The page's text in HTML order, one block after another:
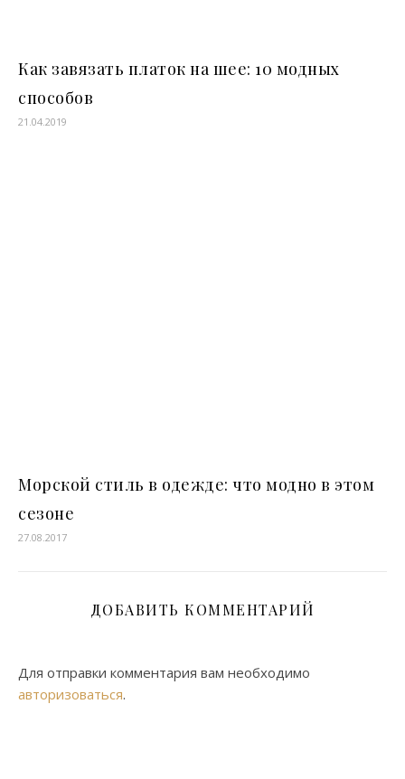
Как завязать платок на шее: 10 модных
способов
21.04.2019
Морской стиль в одежде: что модно в этом
сезоне
27.08.2017
ДОБАВИТЬ КОММЕНТАРИЙ
Для отправки комментария вам необходимо
авторизоваться.